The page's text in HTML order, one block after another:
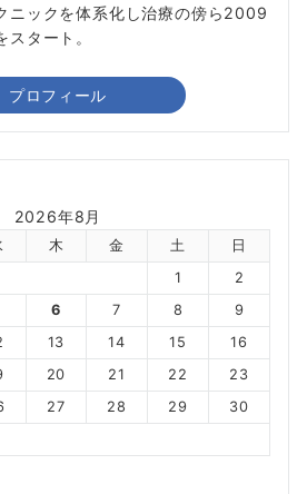
ニックを体系化し治療の傍ら2009
タート。
プロフィール
2026年8月
木 金 土
日
1
2
6 7 8
9
13 14 15
16
20 21 22
23
27 28 29
30